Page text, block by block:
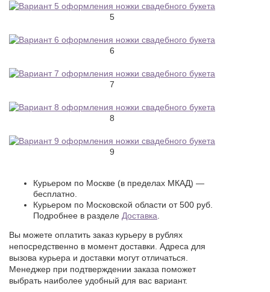
5
6
7
8
9
Курьером по Москве (в пределах МКАД) —
бесплатно.
Курьером по Московской области от 500 руб.
Подробнее в разделе Доставка.
Вы можете оплатить заказ курьеру в рублях
непосредственно в момент доставки. Адреса для
вызова курьера и доставки могут отличаться.
Менеджер при подтверждении заказа поможет
выбрать наиболее удобный для вас вариант.